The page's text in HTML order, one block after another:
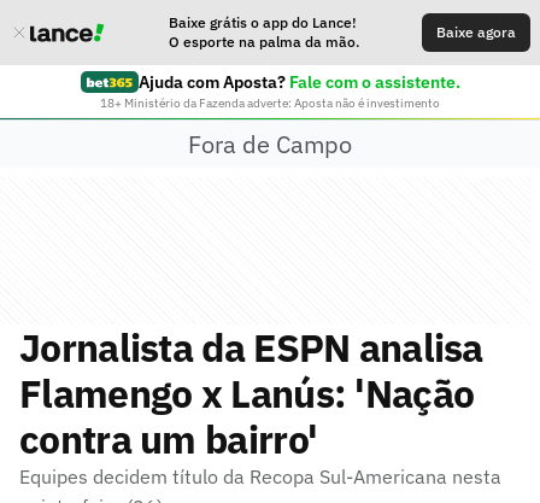
Baixe grátis o app do Lance!
O esporte na palma da mão.
Baixe agora
Ajuda com Aposta? Fale com o assistente.
18+ Ministério da Fazenda adverte: Aposta não é investimento
Fora de Campo
Jornalista da ESPN analisa
Flamengo x Lanús: 'Nação
contra um bairro'
Equipes decidem título da Recopa Sul-Americana nesta